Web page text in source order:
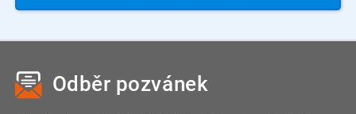
Odběr pozvánek